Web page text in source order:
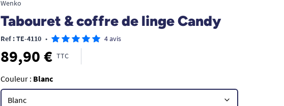
Wenko
Tabouret & coffre de linge Candy
Ref : TE-4110 • 4 avis
89,90 € TTC
Couleur : Blanc